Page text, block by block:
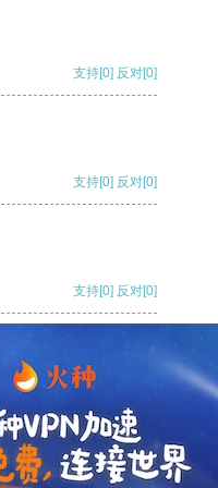
支持[0] 反对[0]
支持[0] 反对[0]
支持[0] 反对[0]
也不用担心了。